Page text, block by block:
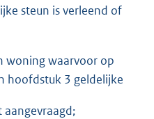
steun is verleend of
woning waarvoor op
hoofdstuk 3 geldelijke